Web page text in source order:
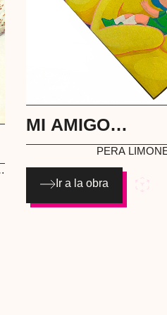
MI AMIGO
IMAGINARIO
PERA
Ir a la obra